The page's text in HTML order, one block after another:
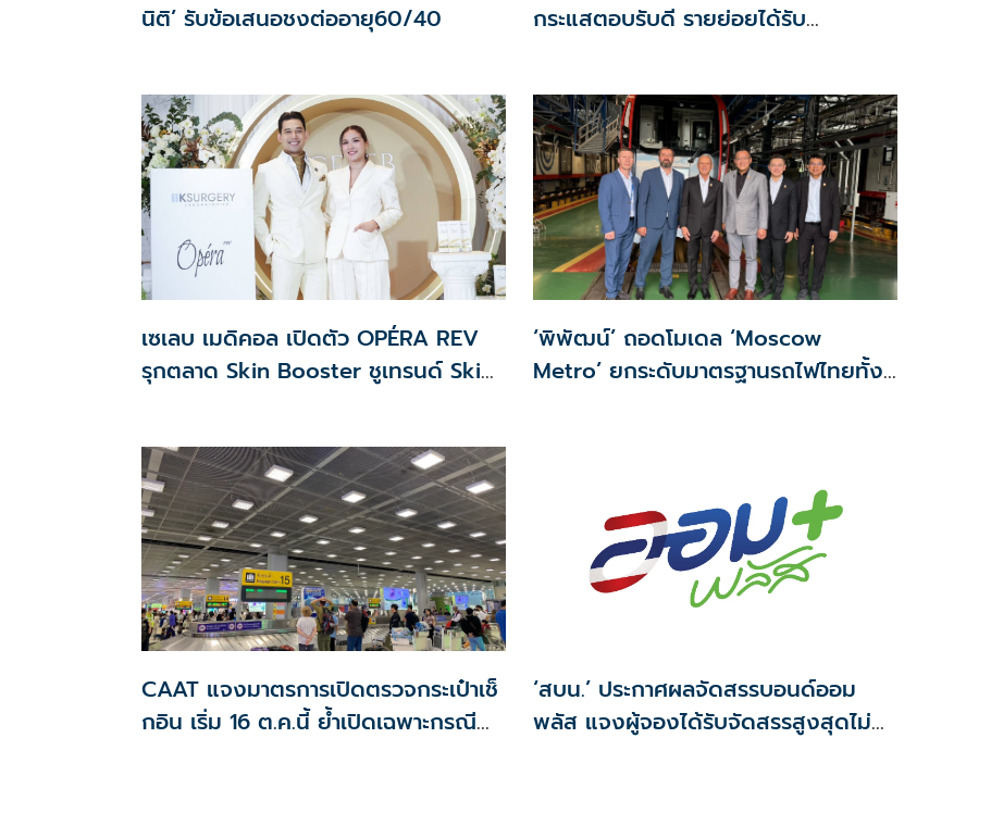
นิติ’ รับข้อเสนอชงต่ออายุ60/40
กระแสตอบรับดี รายย่อยได้รับ
เซเลบ เมดิคอล เปิดตัว OPÉRA REV
รุกตลาด Skin Booster ชูเทรนด์ Skin
‘พิพัฒน์’ ถอดโมเดล ‘Moscow
Metro’ ยกระดับมาตรฐานรถไฟไทยทั้ง
CAAT แจงมาตรการเปิดตรวจกระเป๋าเช็
กอิน เริ่ม 16 ต.ค.นี้ ย้ำเปิดเฉพาะกรณี
‘สบน.’ ประกาศผลจัดสรรบอนด์ออม
พลัส แจงผู้จองได้รับจัดสรรสูงสุดไม่